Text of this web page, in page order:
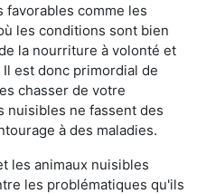
comme les
les conditions sont bien
la nourriture à volonté et
est donc primordial de
chasser de votre
nuisibles ne fassent des
à des maladies.
les animaux nuisibles
les problématiques qu'ils